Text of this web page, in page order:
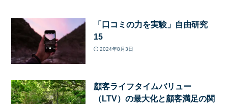
「口コミの力を実験」自由研究
15
2024年8月3日
顧客ライフタイムバリュー
（LTV）の最大化と顧客満足の関